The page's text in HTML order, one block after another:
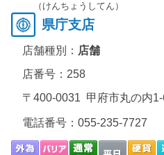
（けんちょうしてん）
県庁支店
店舗種別： 店舗
店番号：258
〒400-0031 甲府市丸の内
電話番号： 055-235-7727